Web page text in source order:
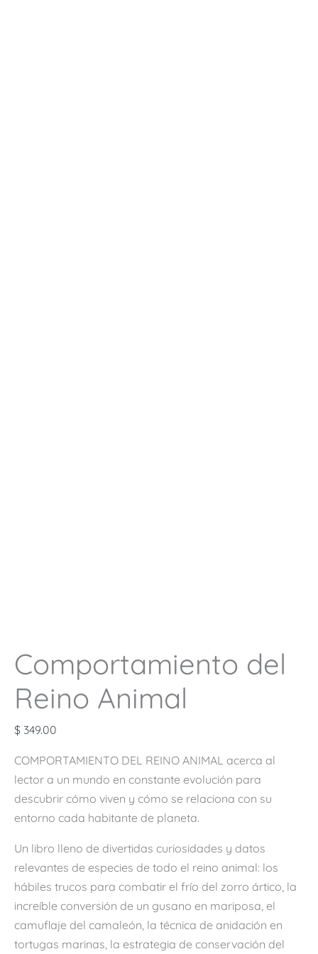
Comportamiento del
Reino Animal
$ 349.00
COMPORTAMIENTO DEL REINO ANIMAL acerca al
lector a un mundo en constante evolución para
descubrir cómo viven y cómo se relaciona con su
entorno cada habitante de planeta.
Un libro lleno de divertidas curiosidades y datos
relevantes de especies de todo el reino animal: los
hábiles trucos para combatir el frío del zorro ártico, la
increíble conversión de un gusano en mariposa, el
camuflaje del camaleón, la técnica de anidación en
tortugas marinas, la estrategia de conservación del